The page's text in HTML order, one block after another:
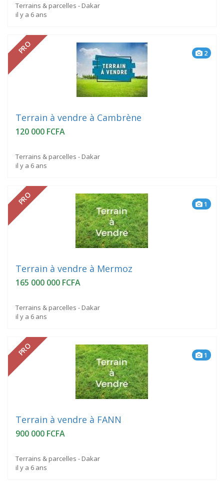
Terrains & parcelles - Dakar
il y a 6 ans
PRO 2
Terrain à vendre à Cambrène
120 000 FCFA
Terrains & parcelles - Dakar
il y a 6 ans
PRO 1
Terrain à vendre à Mermoz
165 000 000 FCFA
Terrains & parcelles - Dakar
il y a 6 ans
PRO 1
Terrain à vendre à FANN
900 000 FCFA
Terrains & parcelles - Dakar
il y a 6 ans